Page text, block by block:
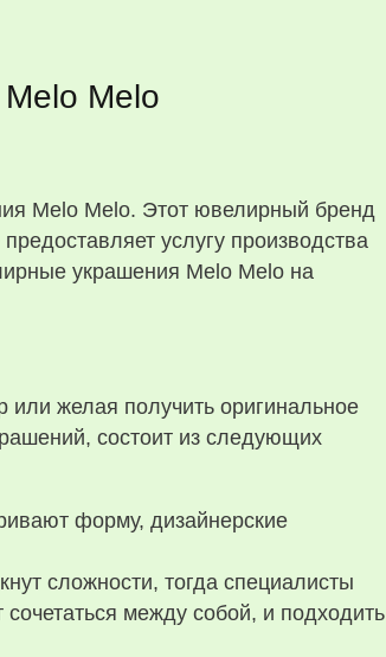
Melo
Melo Melo. Этот ювелирный бренд
услугу производства
украшения Melo Melo на
или желая получить оригинальное
состоит из следующих
форму, дизайнерские
сложности, тогда специалисты
между собой, и подходить